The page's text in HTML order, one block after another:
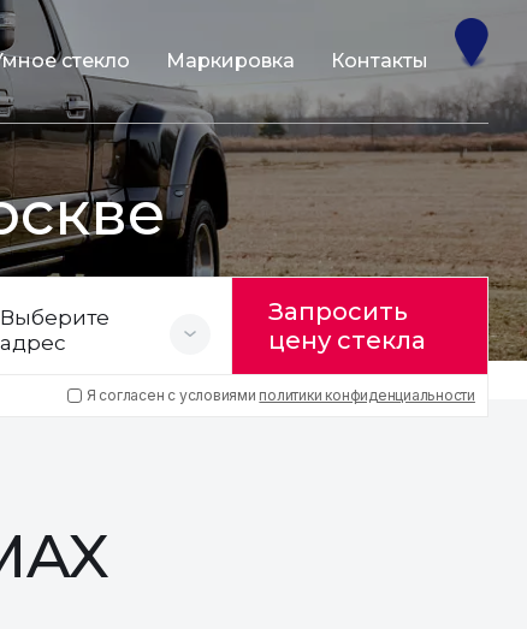
стекло Маркировка Контакты
Выберите
адрес
Запросить
цену стекла
Я согласен с условиями политики конфиденциальности